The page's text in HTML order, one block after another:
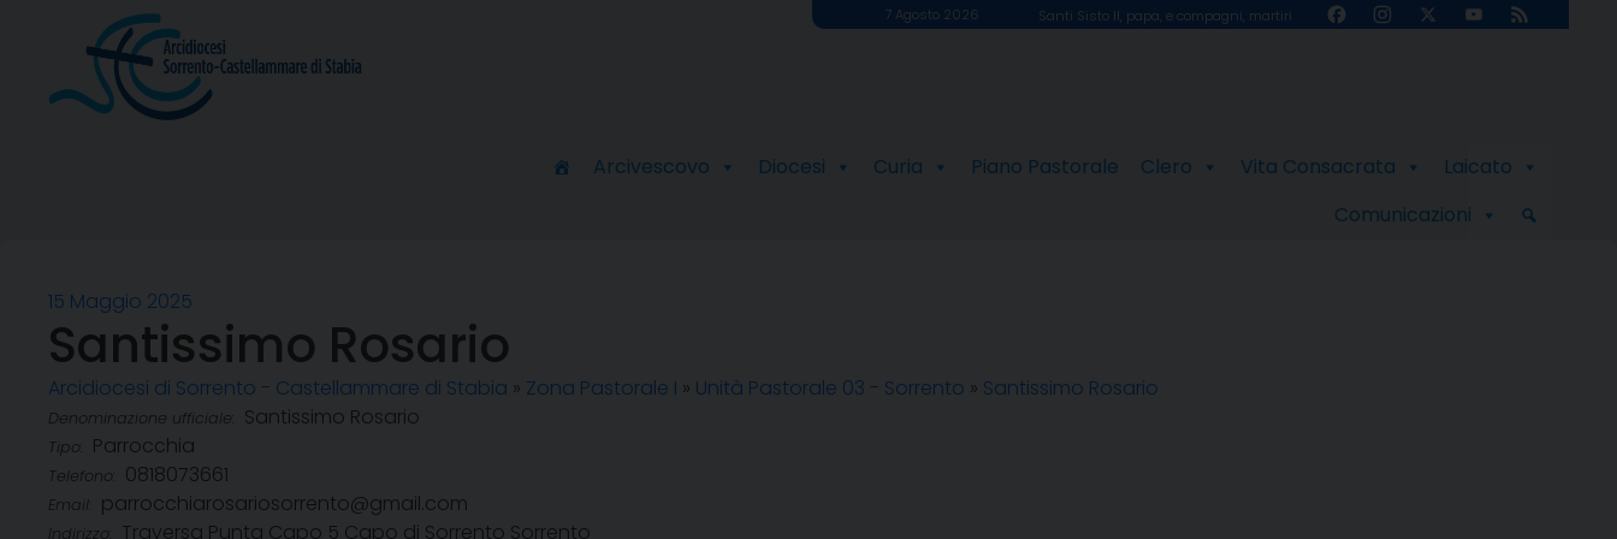
7 Agosto 2026 Santi Sisto II, papa, e compagni, martiri FacebookInstagram
X
YouTube
Feed
Arcivescovo Diocesi Curia Piano Pastorale Clero Vita Consacrata
Laicato
Comunicazioni
15 Maggio 2025
Santissimo Rosario
Arcidiocesi di Sorrento - Castellammare di Stabia » Zona Pastorale I » Unità Pastorale 03 - Sorrento » Santissimo Rosario
Denominazione ufficiale: Santissimo Rosario
Tipo: Parrocchia
Telefono: 0818073661
Email: parrocchiarosariosorrento@gmail.com
Indirizzo: Traversa Punta Capo 5 Capo di Sorrento Sorrento